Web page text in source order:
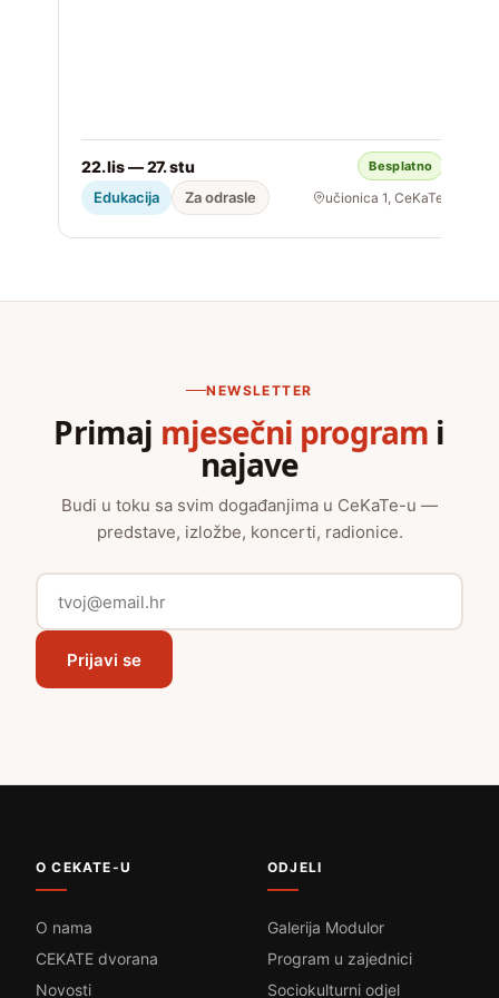
22. lis — 27. stu Besplatno
Edukacija Za odrasle učionica 1, CeKaTe
NEWSLETTER
Primaj mjesečni program i
najave
Budi u toku sa svim događanjima u CeKaTe-u —
predstave, izložbe, koncerti, radionice.
Prijavi se
O CEKATE-U
O nama
CEKATE dvorana
Novosti
ODJELI
Galerija Modulor
Program u zajednici
Sociokulturni odjel